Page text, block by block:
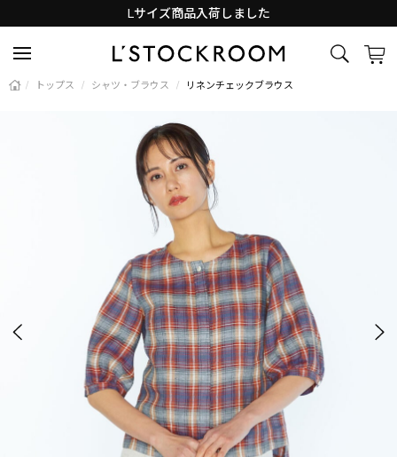
Lサイズ商品入荷しました
/ トップス / シャツ・ブラウス / リネンチェックブラウス